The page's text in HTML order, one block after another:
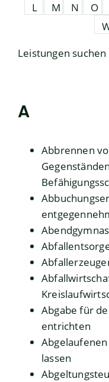
L
M N O
Leistungen suchen
A
Abbrennen
Abgabe für
entrichten
lassen